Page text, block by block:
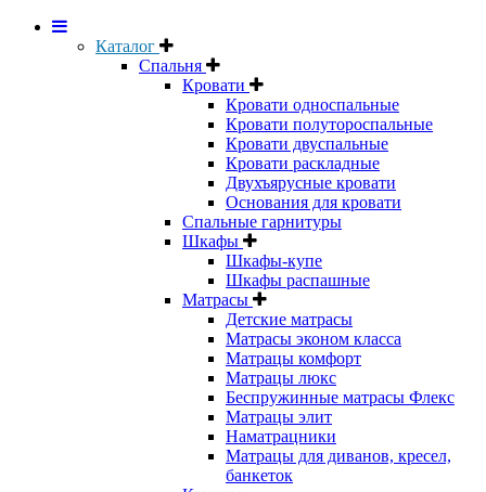
Каталог
Спальня
Кровати
Кровати односпальные
Кровати полутороспальные
Кровати двуспальные
Кровати раскладные
Двухъярусные кровати
Основания для кровати
Спальные гарнитуры
Шкафы
Шкафы-купе
Шкафы распашные
Матрасы
Детские матрасы
Матрасы эконом класса
Матрацы комфорт
Матрацы люкс
Беспружинные матрасы Флекс
Матрацы элит
Наматрацники
Матрацы для диванов, кресел,
банкеток